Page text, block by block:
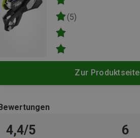
(5)
Zur Produktseite
4,4/5 6